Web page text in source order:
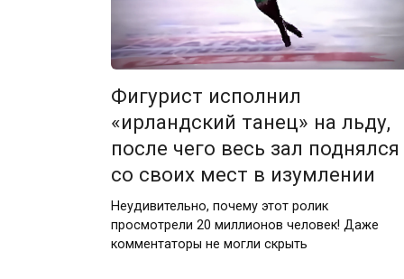
Фигурист исполнил
«ирландский танец» на льду,
после чего весь зал поднялся
со своих мест в изумлении
Неудивительно, почему этот ролик
просмотрели 20 миллионов человек! Даже
комментаторы не могли скрыть